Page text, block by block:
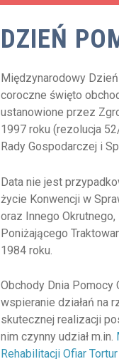
DZIEŃ
Międzynarodowy
coroczne święto
ustanowione przez
1997 roku (rezolucja
Rady Gospodarczej i
Data nie jest
życie Konwencji w
oraz Innego
Poniżającego
1984 roku.
Obchody Dnia Pomocy
wspieranie działań na
skutecznej realizacji
nim czynny udział m.in.
Rehabilitacji Ofiar Tortur